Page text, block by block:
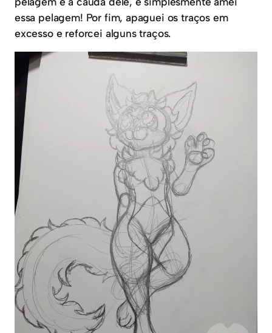
essa pelagem! Por fim, apaguei os traços em
excesso e reforcei alguns traços.